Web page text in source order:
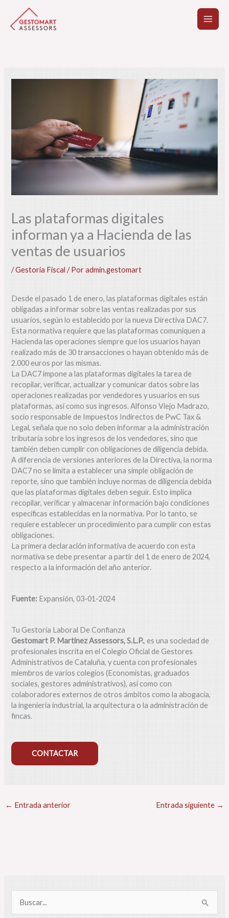
contenido
Las plataformas digitales
informan ya a Hacienda de las
ventas de usuarios
/Gestoría Fiscal / Poradmin.gestomart
Desde el pasado 1 de enero, las plataformas digitales están
obligadas a informar sobre las ventas realizadas por sus
usuarios, según lo establecido por la nueva Directiva DAC7.
Esta normativa requiere que las plataformas comuniquen a
Hacienda las operaciones siempre que los usuarios hayan
realizado más de 30 transacciones o hayan obtenido más de
2.000 euros por las mismas.
La DAC7 impone a las plataformas digitales la tarea de
recopilar, verificar, actualizar y comunicar datos sobre las
operaciones realizadas por vendedores y usuarios en sus
plataformas, así como sus ingresos. Alfonso Viejo Madrazo,
socio responsable de Impuestos Indirectos de PwC Tax &
Legal, señala que no solo deben informar a la administración
tributaria sobre los ingresos de los vendedores, sino que
también deben cumplir con obligaciones de diligencia debida.
A diferencia de versiones anteriores de la Directiva, la norma
DAC7 no se limita a establecer una simple obligación de
reporte, sino que también incluye normas de diligencia debida
que las plataformas digitales deben seguir. Esto implica
recopilar, verificar y almacenar información bajo condiciones
específicas establecidas en la normativa. Por lo tanto, se
requiere establecer un procedimiento para cumplir con estas
obligaciones.
La primera declaración informativa de acuerdo con esta
normativa se debe presentar a partir del 1 de enero de 2024,
respecto a la información del año anterior.
Fuente: Expansión, 03-01-2024
Tu Gestoría Laboral De Confianza
Gestomart P. Martinez Assessors, S.L.P., es una sociedad de
profesionales inscrita en el Colegio Oficial de Gestores
Administrativos de Cataluña, y cuenta con profesionales
miembros de varios colegios (Economistas, graduados
sociales, gestores administrativos), así como con
colaboradores externos de otros ámbitos como la abogacía,
la ingeniería industrial, la arquitectura o la administración de
fincas.
CONTACTAR
u
← Entrada anterior Entrada siguiente →